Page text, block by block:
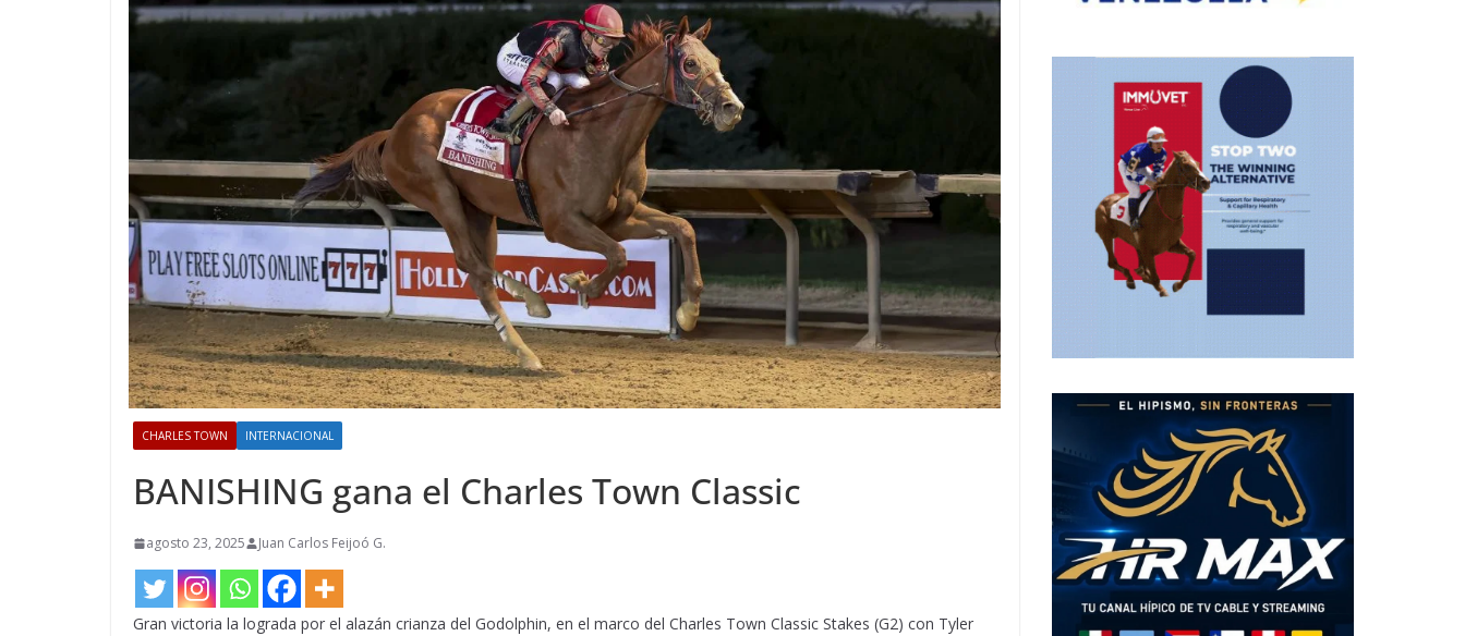
CHARLES TOWN INTERNACIONAL
BANISHING gana el Charles Town Classic
agosto 23, 2025 Juan Carlos Feijoó G.
Gran victoria la lograda por el alazán crianza del Godolphin, en el marco del Charles Town Classic Stakes (G2) con Tyler